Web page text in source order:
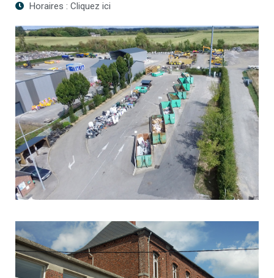
Horaires : Cliquez ici